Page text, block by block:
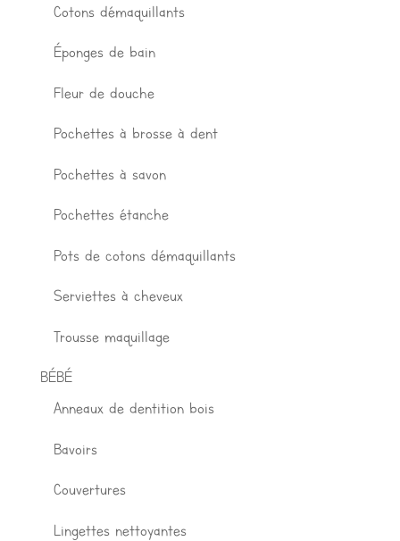
Cotons démaquillants
Éponges de bain
Fleur de douche
Pochettes à brosse à dent
Pochettes à savon
Pochettes étanche
Pots de cotons démaquillants
Serviettes à cheveux
Trousse maquillage
BÉBÉ
Anneaux de dentition bois
Bavoirs
Couvertures
Lingettes nettoyantes